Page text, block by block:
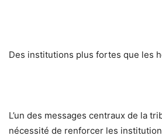
Des institutions plus fortes que les
L’un des messages centraux de la
nécessité de renforcer les